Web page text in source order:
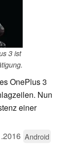
3 ist
OnePlus 3
Nun
einer
Android